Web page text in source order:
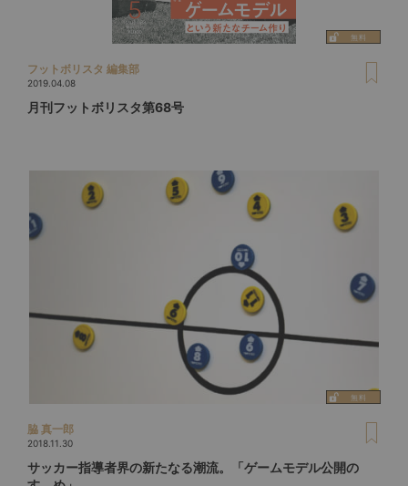
フットボリスタ 編集部
2019.04.08
月刊フットボリスタ第68号
脇 真一郎
2018.11.30
サッカー指導者界の新たなる潮流。「ゲームモデル公開の